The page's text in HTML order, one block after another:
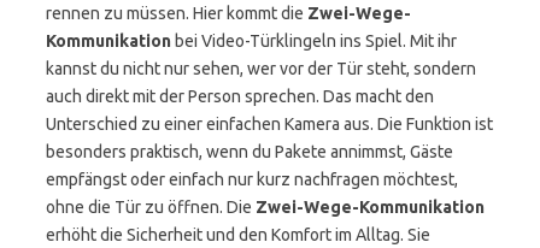
rennen zu müssen. Hier kommt die Zwei-Wege-
Kommunikation bei Video-Türklingeln ins Spiel. Mit ihr
kannst du nicht nur sehen, wer vor der Tür steht, sondern
auch direkt mit der Person sprechen. Das macht den
Unterschied zu einer einfachen Kamera aus. Die Funktion ist
besonders praktisch, wenn du Pakete annimmst, Gäste
empfängst oder einfach nur kurz nachfragen möchtest,
ohne die Tür zu öffnen. Die Zwei-Wege-Kommunikation
erhöht die Sicherheit und den Komfort im Alltag. Sie